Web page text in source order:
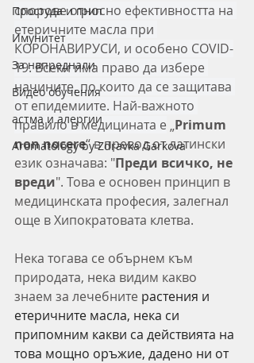
Простуда и грип
Имунитет
За напреднали
Видео обучения
астма и алергии
Aromatology by Zdravka Garkova
спорове относно ефективността на
етеричните масла при
КОРОНАВИРУСИ, и особено COVID-
19. Всеки има право да избере
начините, по които да се защитава
от епидемиите. Най-важното
правило в медицината e „Primum
non nocere“ в превод от латински
език означава: "Преди всичко, не
вреди". Това е основен принцип в
медицинската професия, залегнал
още в Хипократовата клетва.
Нека тогава се обърнем към
природата, нека видим какво
знаем за лечебните растения и
етеричните масла, нека си
припомним какви са действията на
това мощно оръжие, дадено ни от